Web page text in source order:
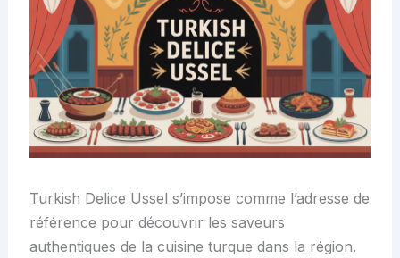
Turkish Delice Ussel s’impose comme l’adresse de
référence pour découvrir les saveurs
authentiques de la cuisine turque dans la région.